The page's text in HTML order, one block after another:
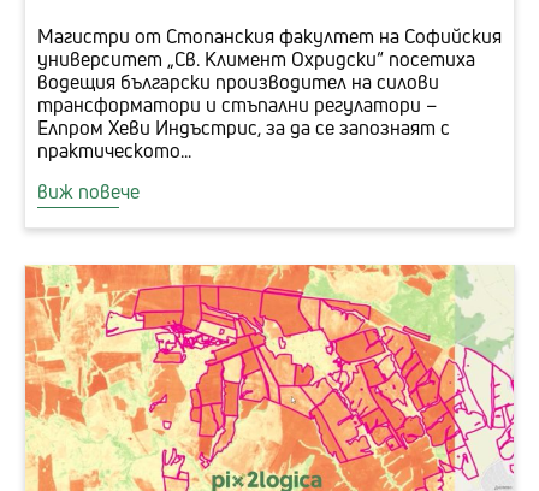
Магистри от Стопанския факултет на Софийския
университет „Св. Климент Охридски“ посетиха
водещия български производител на силови
трансформатори и стъпални регулатори –
Елпром Хеви Индъстрис, за да се запознаят с
практическото...
виж повече